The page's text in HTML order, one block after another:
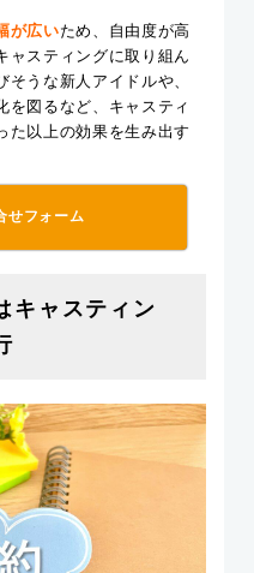
が広いため、自由度が高
ャスティングに取り組ん
うな新人アイドルや、
を図るなど、キャスティ
た以上の効果を生み出す
せフォーム
キャスティン